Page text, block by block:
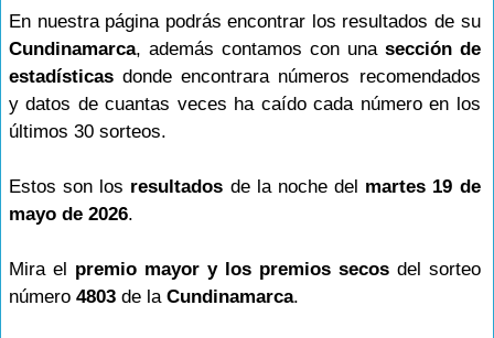
En nuestra página podrás encontrar los resultados de su
Cundinamarca, además contamos con una sección de
estadísticas donde encontrara números recomendados
y datos de cuantas veces ha caído cada número en los
últimos 30 sorteos.
Estos son los resultados de la noche del martes 19 de
mayo de 2026.
Mira el premio mayor y los premios secosdel sorteo
número 4803 de la Cundinamarca.